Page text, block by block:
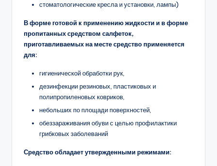
стоматологические кресла и установки, лампы)
В форме готовой к применению жидкости и в форме
пропитанных средством салфеток,
приготавливаемых на месте средство применяется
для:
гигиенической обработки рук,
дезинфекции резиновых, пластиковых и
полипропиленовых ковриков,
небольших по площади поверхностей,
обеззараживания обуви с целью профилактики
грибковых заболеваний
Средство обладает утвержденными режимами: